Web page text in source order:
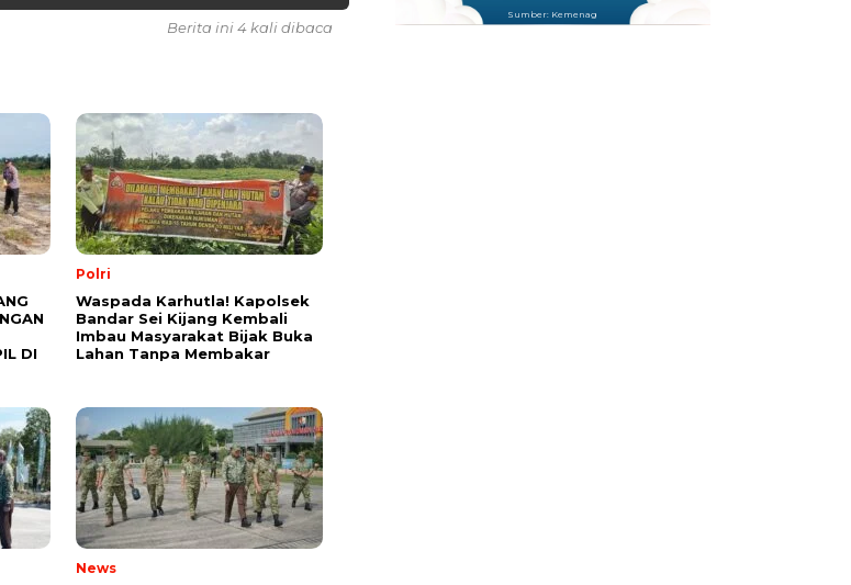
Berita ini 4 kali dibaca
DI
Polri
Waspada Karhutla! Kapolsek
Bandar Sei Kijang Kembali
Imbau Masyarakat Bijak Buka
Lahan Tanpa Membakar
News
Sumber: Kemenag